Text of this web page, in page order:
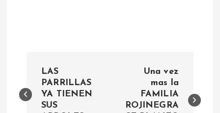
a
LAS
PARRILLAS
YA TIENEN
SUS
Una vez
mas la
FAMILIA
ROJINEGRA